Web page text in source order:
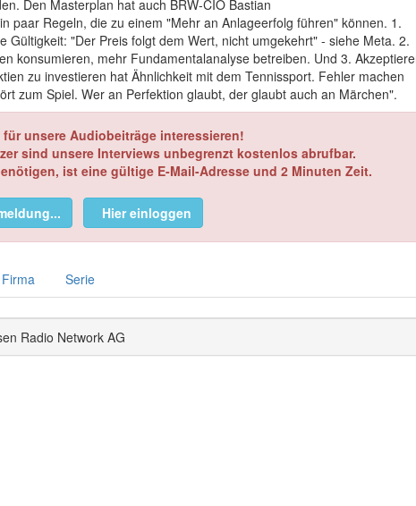
Den Masterplan hat auch BRW-CIO Bastian
paar Regeln, die zu einem "Mehr an Anlageerfolg führen" können. 1.
Gültigkeit: "Der Preis folgt dem Wert, nicht umgekehrt" - siehe Meta. 2.
konsumieren, mehr Fundamentalanalyse betreiben. Und 3.
zu investieren hat Ähnlichkeit mit dem Tennissport. Fehler machen
zum Spiel. Wer an Perfektion glaubt, der glaubt auch an Märchen".
unsere Audiobeiträge interessieren!
sind unsere Interviews unbegrenzt kostenlos abrufbar.
ist eine gültige E-Mail-Adresse und 2 Minuten Zeit.
Hier einloggen
Firma Serie
Radio Network AG